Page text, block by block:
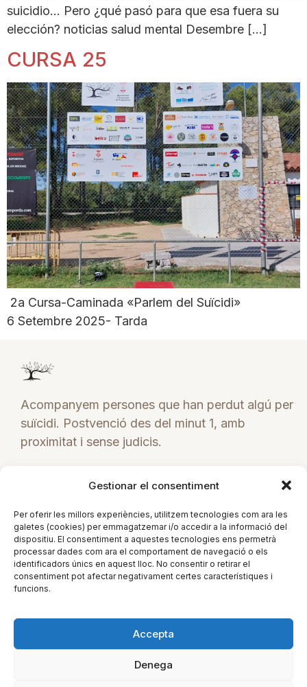
Gestionar el consentiment
Per oferir les millors experiències, utilitzem tecnologies com ara les
galetes (cookies) per emmagatzemar i/o accedir a la informació del
dispositiu. El consentiment a aquestes tecnologies ens permetrà
processar dades com ara el comportament de navegació o els
identificadors únics en aquest lloc. No consentir o retirar el
consentiment pot afectar negativament certes característiques i
funcions.
Accepta
Denega
suicidio… Pero ¿qué pasó para que esa fuera su
elección? noticias salud mental Desembre […]
CURSA 25
2a Cursa-Caminada «Parlem del Suïcidi»
6 Setembre 2025- Tarda
Acompanyem persones que han perdut algú per
suïcidi. Postvenció des del minut 1, amb
proximitat i sense judicis.
C/ Poeta Marquina Nº2
+34 671 838 111
tramuntanads@gmail.com
ES